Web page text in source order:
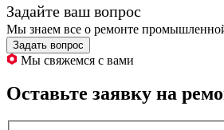
Задайте ваш вопрос
Мы знаем все о ремонте
Задать вопрос
Мы свяжемся с вами
Оставьте заявку на